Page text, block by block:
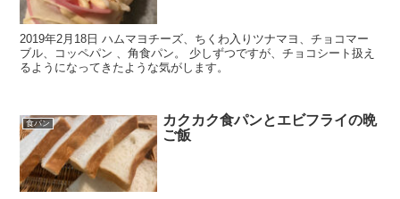
2019年2月18日 ハムマヨチーズ、ちくわ入りツナマヨ、チョコマー
ブル、コッペパン 、角食パン。 少しずつですが、チョコシート扱え
るようになってきたような気がします。
食パン
カクカク食パンとエビフライの晩
ご飯